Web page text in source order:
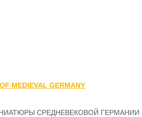
MEDIEVAL GERMANY
СРЕДНЕВЕКОВОЙ ГЕРМАНИИ